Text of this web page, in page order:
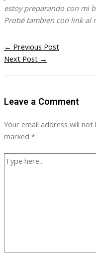
estoy preparando con mi
Probé tambien con link al
← Previous Post
Next Post →
Leave a Comment
Your email address will not
marked *
Type